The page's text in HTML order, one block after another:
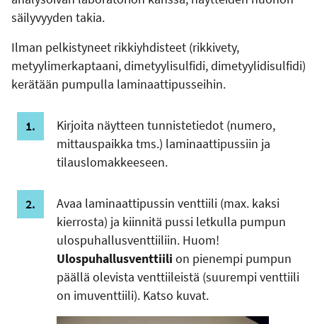
säilyvyyden takia.
Ilman pelkistyneet rikkiyhdisteet (rikkivety,
metyylimerkaptaani, dimetyylisulfidi, dimetyylidisulfidi)
kerätään pumpulla laminaattipusseihin.
Kirjoita näytteen tunnistetiedot (numero,
mittauspaikka tms.) laminaattipussiin ja
tilauslomakkeeseen.
Avaa laminaattipussin venttiili (max. kaksi
kierrosta) ja kiinnitä pussi letkulla pumpun
ulospuhallusventtiiliin. Huom!
Ulospuhallusventtiili on pienempi pumpun
päällä olevista venttiileistä (suurempi venttiili
on imuventtiili). Katso kuvat.